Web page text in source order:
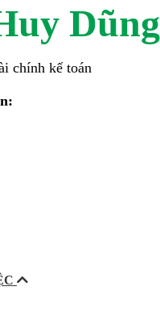
Dũng
chính kế toán